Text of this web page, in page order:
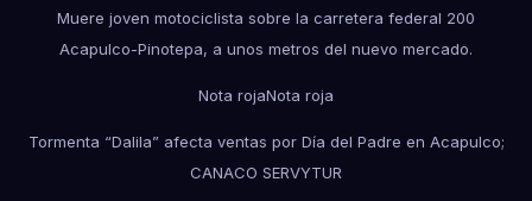
Muere joven motociclista sobre la carretera federal 200
Acapulco-Pinotepa, a unos metros del nuevo mercado.
Nota rojaNota roja
Tormenta “Dalila” afecta ventas por Día del Padre en Acapulco;
CANACO SERVYTUR